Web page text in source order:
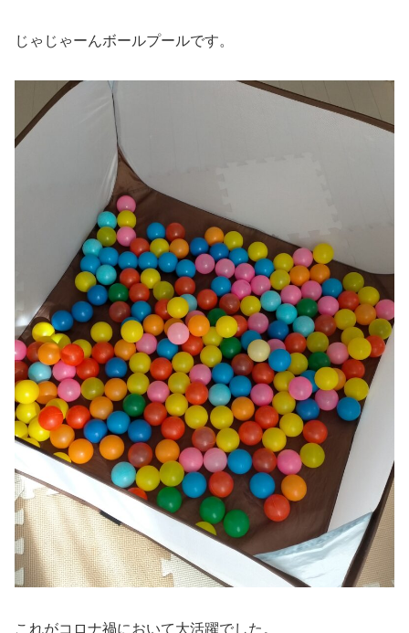
じゃじゃーんボールプールです。
これがコロナ禍において大活躍でした。